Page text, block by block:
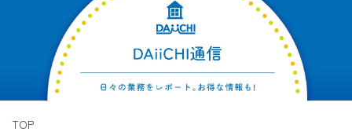
TOP